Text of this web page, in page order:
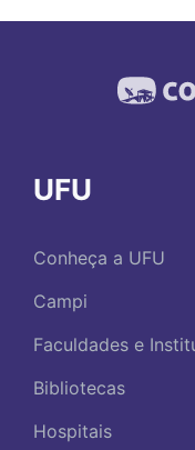
UFU
Conheça a UFU
Campi
Faculdades e
Bibliotecas
Hospitais